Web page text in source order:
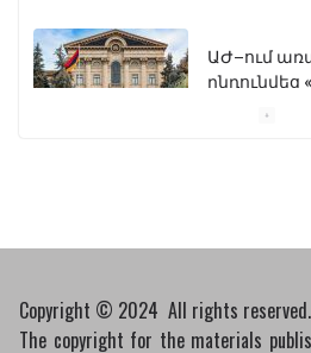
ԱԺ–ում
վերացման
Copyright © 2024 All rights reserved.
The copyright for the materials